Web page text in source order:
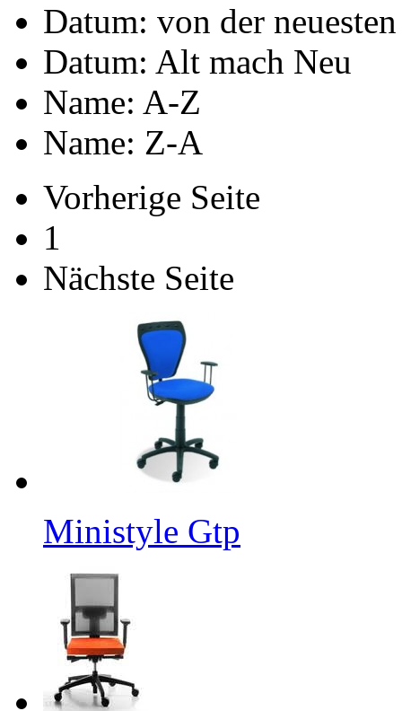
Datum: von der neuesten
Datum: Alt mach Neu
Name: A-Z
Name: Z-A
Vorherige Seite
1
Nächste Seite
Ministyle Gtp